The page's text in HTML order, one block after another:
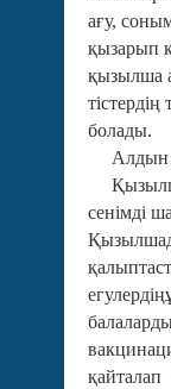
ағу,
қызарып
қызылша
тістердің
болады.
Алдын
сенімді
қайталап